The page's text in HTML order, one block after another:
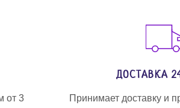
от 3
ДОСТАВКА
Принимает доставку и